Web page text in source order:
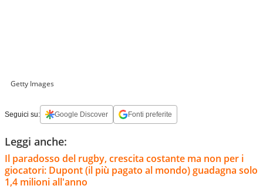
Getty Images
Seguici su: Google Discover Fonti preferite
Leggi anche:
Il paradosso del rugby, crescita costante ma non per i
giocatori: Dupont (il più pagato al mondo) guadagna solo
1,4 milioni all'anno